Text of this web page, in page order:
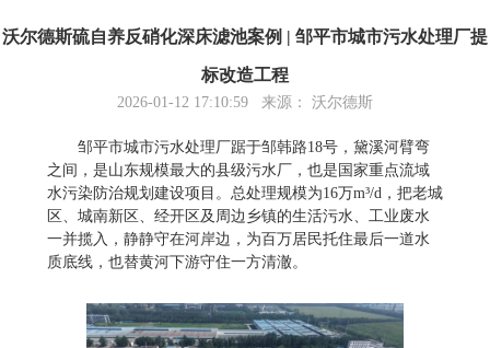
沃尔德斯硫自养反硝化深床滤池案例 | 邹平市城市污水处理厂提
标改造工程
2026-01-12 17:10:59 来源： 沃尔德斯
邹平市城市污水处理厂踞于邹韩路18号，黛溪河臂弯
之间，是山东规模最大的县级污水厂，也是国家重点流域
水污染防治规划建设项目。总处理规模为16万m³/d，把老城
区、城南新区、经开区及周边乡镇的生活污水、工业废水
一并揽入，静静守在河岸边，为百万居民托住最后一道水
质底线，也替黄河下游守住一方清澈。